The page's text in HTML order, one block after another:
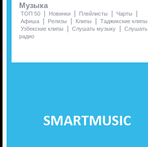
Музыка
ТОП 50 | Новинки | Плейлисты | Чарты |
Афиша | Релизы | Клипы | Таджикские клипы
Узбекские клипы | Слушать музыку | Слушать
радио